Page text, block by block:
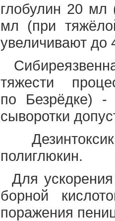
глобулин 20
мл (при
увеличивают до
тяжести
по Безрёдке) -
сыворотки
полиглюкин.
Для
борной
поражения